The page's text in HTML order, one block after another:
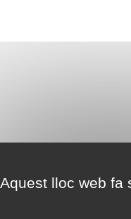
Aquest lloc web fa